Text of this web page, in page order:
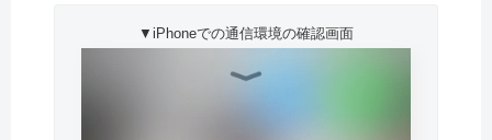
▼iPhoneでの通信環境の確認画面